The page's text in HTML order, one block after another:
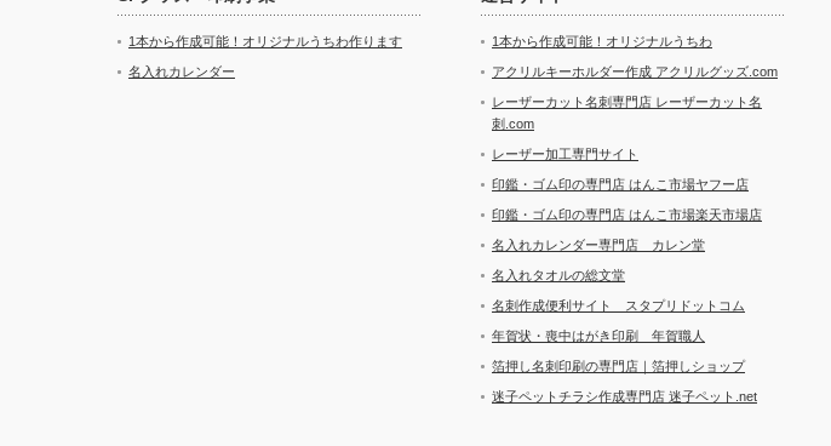
1本から作成可能！オリジナルうちわ作ります
名入れカレンダー
1本から作成可能！オリジナルうちわ
アクリルキーホルダー作成 アクリルグッズ.com
レーザーカット名刺専門店 レーザーカット名
刺.com
レーザー加工専門サイト
印鑑・ゴム印の専門店 はんこ市場ヤフー店
印鑑・ゴム印の専門店 はんこ市場楽天市場店
名入れカレンダー専門店 カレン堂
名入れタオルの総文堂
名刺作成便利サイト スタプリドットコム
年賀状・喪中はがき印刷 年賀職人
箔押し名刺印刷の専門店｜箔押しショップ
迷子ペットチラシ作成専門店 迷子ペット.net